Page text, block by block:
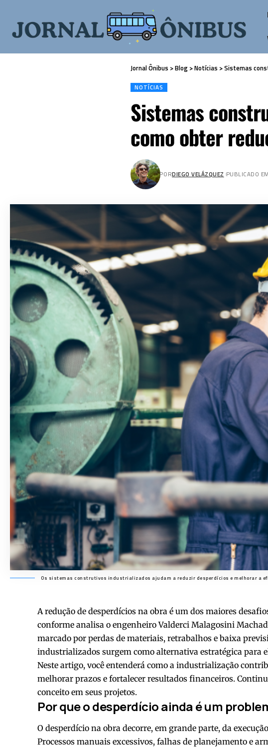
Jornal Ônibus >Blog >Notícias >Sistemas
NOTÍCIAS
Sistemas
como obter
PORDIEGO VELÁZQUEZ PUBLICADO
Os sistemas construtivos industrializados ajudam a reduzir desperdícios e melhorar a
A redução de desperdícios na obra é um dos maiores
conforme analisa o engenheiro Valderci Malagosini
marcado por perdas de materiais, retrabalhos e baixa
industrializados surgem como alternativa estratégica para
Neste artigo, você entenderá como a industrialização
melhorar prazos e fortalecer resultados financeiros.
conceito em seus projetos.
Por que o desperdício ainda é um
O desperdício na obra decorre, em grande parte, da
Processos manuais excessivos, falhas de planejamento e